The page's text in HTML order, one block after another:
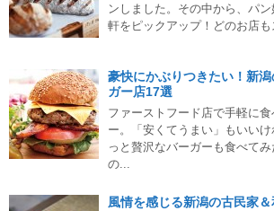
ンしました。その中から、パ
軒をピックアップ！どのお店
豪快にかぶりつきたい！新
ガー店17選
ファーストフード店で手軽に
ー。「安くてうまい」もいい
っと贅沢なバーガーも食べて
の...
風情を感じる新潟の古民家